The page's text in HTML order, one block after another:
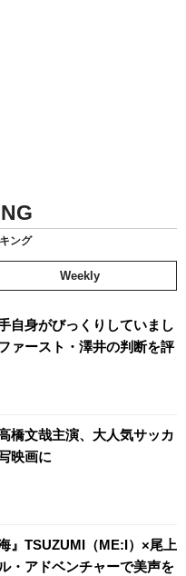
ング
Weekly
自身がびっくりしていまし
ァースト・澤井の判断を評
橋文哉主演、大人気サッカ
映画に
』TSUZUMI（ME:I）×尾上
・アドベンチャーで美声を